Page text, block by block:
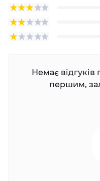
Немає відгуків
першим,